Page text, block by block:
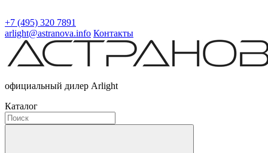
+7 (495) 320 7891
arlight@astranova.info Контакты
официальный дилер Arlight
Каталог